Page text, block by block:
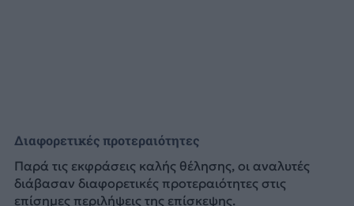
Διαφορετικές προτεραιότητες
Παρά τις εκφράσεις καλής θέλησης, οι αναλυτές
διάβασαν διαφορετικές προτεραιότητες στις
επίσημες περιλήψεις της επίσκεψης.